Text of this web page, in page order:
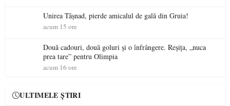
Unirea Tășnad, pierde amicalul de gală din Gruia!
acum 15 ore
Două cadouri, două goluri și o înfrângere. Reșița, „nuca
prea tare” pentru Olimpia
acum 16 ore
ULTIMELE ȘTIRI